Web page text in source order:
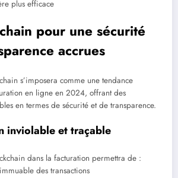
plus efficace
pour une sécurité
accrues
s’imposera comme une tendance
en ligne en 2024, offrant des
en termes de sécurité et de transparence.
inviolable et traçable
dans la facturation permettra de :
des transactions